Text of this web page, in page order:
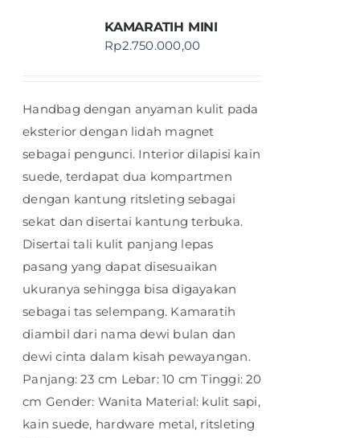
KAMARATIH MINI
Rp2.750.000,00
Handbag dengan anyaman kulit pada
eksterior dengan lidah magnet
sebagai pengunci. Interior dilapisi kain
suede, terdapat dua kompartmen
dengan kantung ritsleting sebagai
sekat dan disertai kantung terbuka.
Disertai tali kulit panjang lepas
pasang yang dapat disesuaikan
ukuranya sehingga bisa digayakan
sebagai tas selempang. Kamaratih
diambil dari nama dewi bulan dan
dewi cinta dalam kisah pewayangan.
Panjang: 23 cm Lebar: 10 cm Tinggi: 20
cm Gender: Wanita Material: kulit sapi,
kain suede, hardware metal, ritsleting